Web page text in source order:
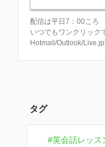
配信は平日7：00ころ
いつでもワンクリック
Hotmail/Outlook/
タグ
英会話レッス